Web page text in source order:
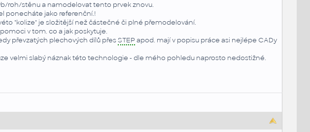
roh/stěnu a namodelovat tento prvek znovu.
ponecháte jako referenční.!
"kolize" je složitější než částečné či plné přemodelování.
v tom. co a jak poskytuje.
převzatých plechových dílů přesSTEP apod. mají v popisu práce asi nejlépe CADy
velmi slabý náznak této technologie - dle mého pohledu naprosto nedostižné.